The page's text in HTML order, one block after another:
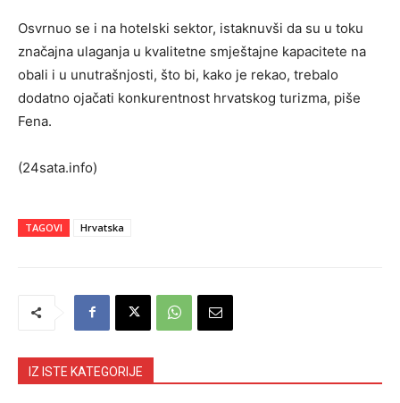
Osvrnuo se i na hotelski sektor, istaknuvši da su u toku
značajna ulaganja u kvalitetne smještajne kapacitete na
obali i u unutrašnjosti, što bi, kako je rekao, trebalo
dodatno ojačati konkurentnost hrvatskog turizma, piše
Fena.
(24sata.info)
TAGOVI Hrvatska
IZ ISTE KATEGORIJE